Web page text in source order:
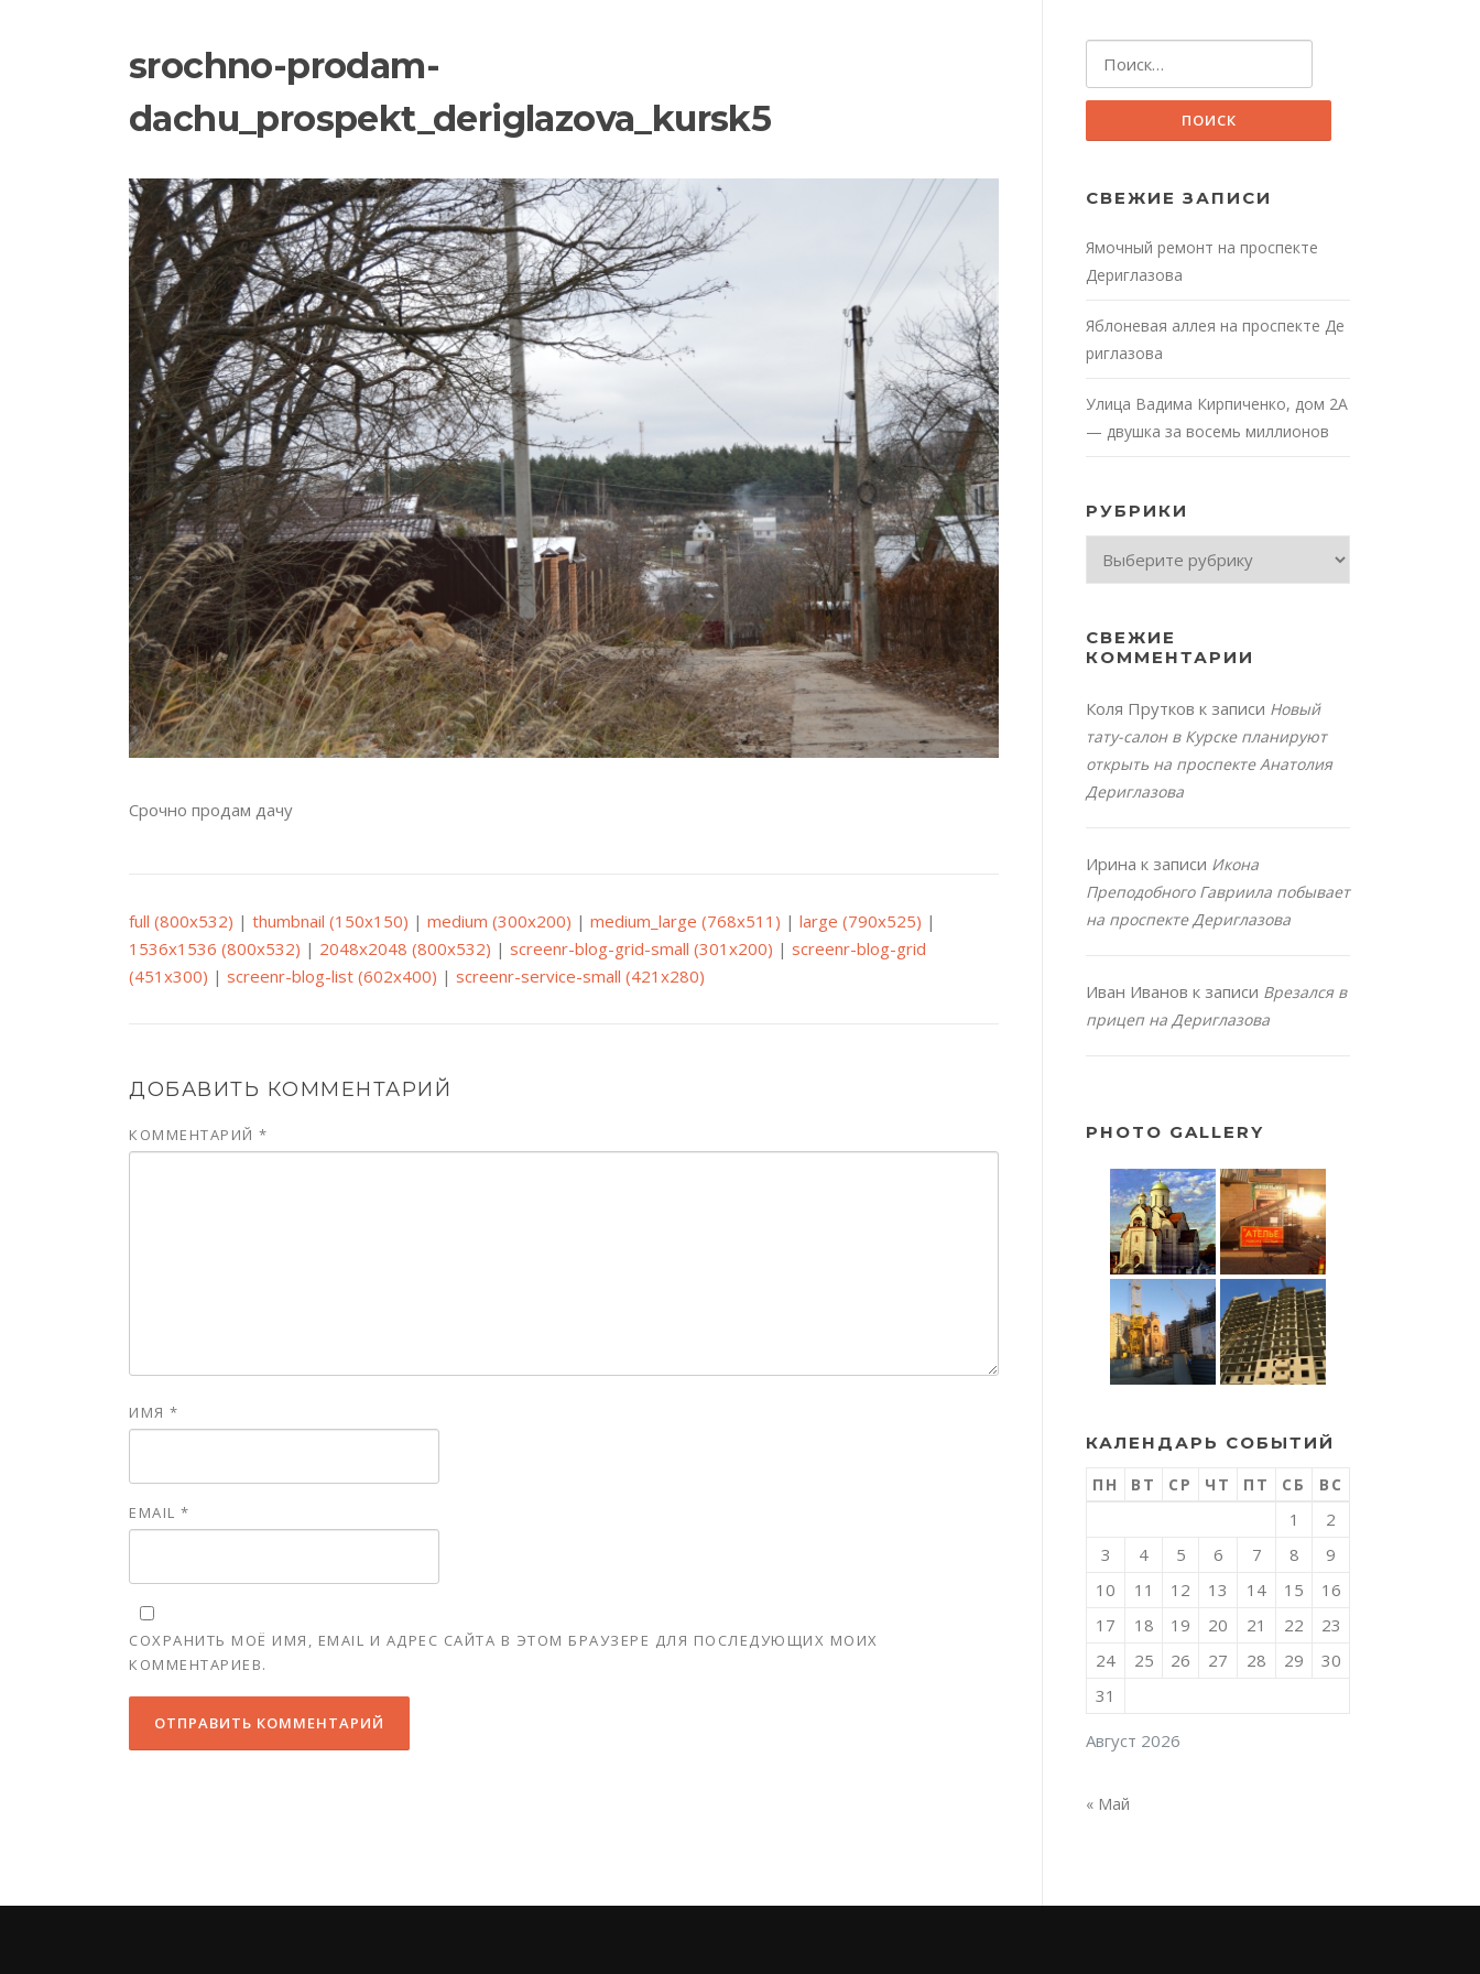
srochno-prodam-
dachu_prospekt_deriglazova_kursk5
Срочно продам дачу
full (800x532) | thumbnail (150x150) | medium (300x200) | medium_large (768x511) | large (790x525) |
1536x1536 (800x532) | 2048x2048 (800x532) | screenr-blog-grid-small (301x200) | screenr-blog-grid
(451x300) | screenr-blog-list (602x400) | screenr-service-small (421x280)
ДОБАВИТЬ КОММЕНТАРИЙ
КОММЕНТАРИЙ *
ИМЯ *
EMAIL *
СОХРАНИТЬ МОЁ ИМЯ, EMAIL И АДРЕС САЙТА В ЭТОМ БРАУЗЕРЕ ДЛЯ ПОСЛЕДУЮЩИХ МОИХ
КОММЕНТАРИЕВ.
СВЕЖИЕ ЗАПИСИ
Ямочный ремонт на проспекте
Дериглазова
Яблоневая аллея на проспекте Де
риглазова
Улица Вадима Кирпиченко, дом 2А
— двушка за восемь миллионов
РУБРИКИ
СВЕЖИЕ
КОММЕНТАРИИ
Коля Прутков к записи Новый
тату-салон в Курске планируют
открыть на проспекте Анатолия
Дериглазова
Ирина к записи Икона
Преподобного Гавриила побывает
на проспекте Дериглазова
Иван Иванов к записи Врезался в
прицеп на Дериглазова
PHOTO GALLERY
КАЛЕНДАРЬ СОБЫТИЙ
Август 2026
ПН ВТ СР ЧТ ПТ СБ ВС
1
2
3
4 5 6 7 8
9
10
11 12 13 14 15
16
17
18 19 20 21 22
23
24
25 26 27 28 29
30
31
« Май